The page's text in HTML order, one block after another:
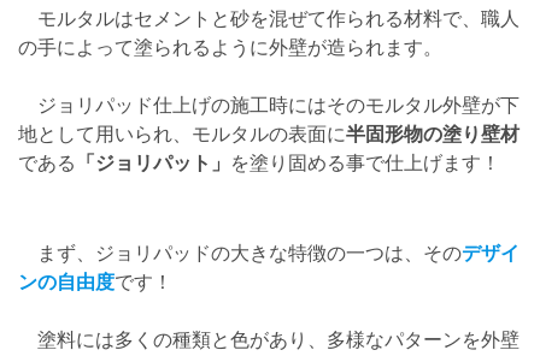
モルタルはセメントと砂を混ぜて作られる材料で、職人
の手によって塗られるように外壁が造られます。
ジョリパッド仕上げの施工時にはそのモルタル外壁が下
地として用いられ、モルタルの表面に半固形物の塗り壁材
である 「ジョリパット」 を塗り固める事で仕上げます！
まず、ジョリパッドの大きな特徴の一つは、そのデザイ
ンの自由度です！
塗料には多くの種類と色があり、多様なパターンを外壁